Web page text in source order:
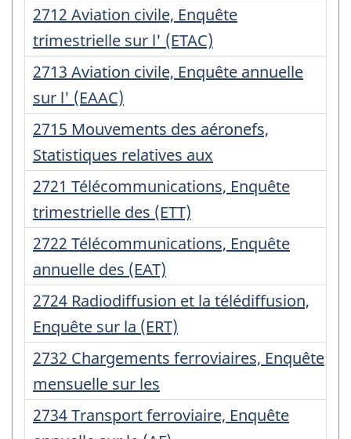
:
Numéro
d'enregistrement
:
2712 Aviation civile, Enquête
trimestrielle sur l' (ETAC)
Numéro
d'enregistrement
:
2713 Aviation civile, Enquête annuelle
sur l' (EAAC)
Numéro
d'enregistrement
:
2715 Mouvements des aéronefs,
Statistiques relatives aux
Numéro
d'enregistrement
:
2721 Télécommunications, Enquête
trimestrielle des (ETT)
Numéro
d'enregistrement
:
2722 Télécommunications, Enquête
annuelle des (EAT)
Numéro
d'enregistrement
:
2724 Radiodiffusion et la télédiffusion,
Enquête sur la (ERT)
Numéro
d'enregistrement
:
2732 Chargements ferroviaires, Enquête
mensuelle sur les
Numéro
2734 Transport ferroviaire, Enquête